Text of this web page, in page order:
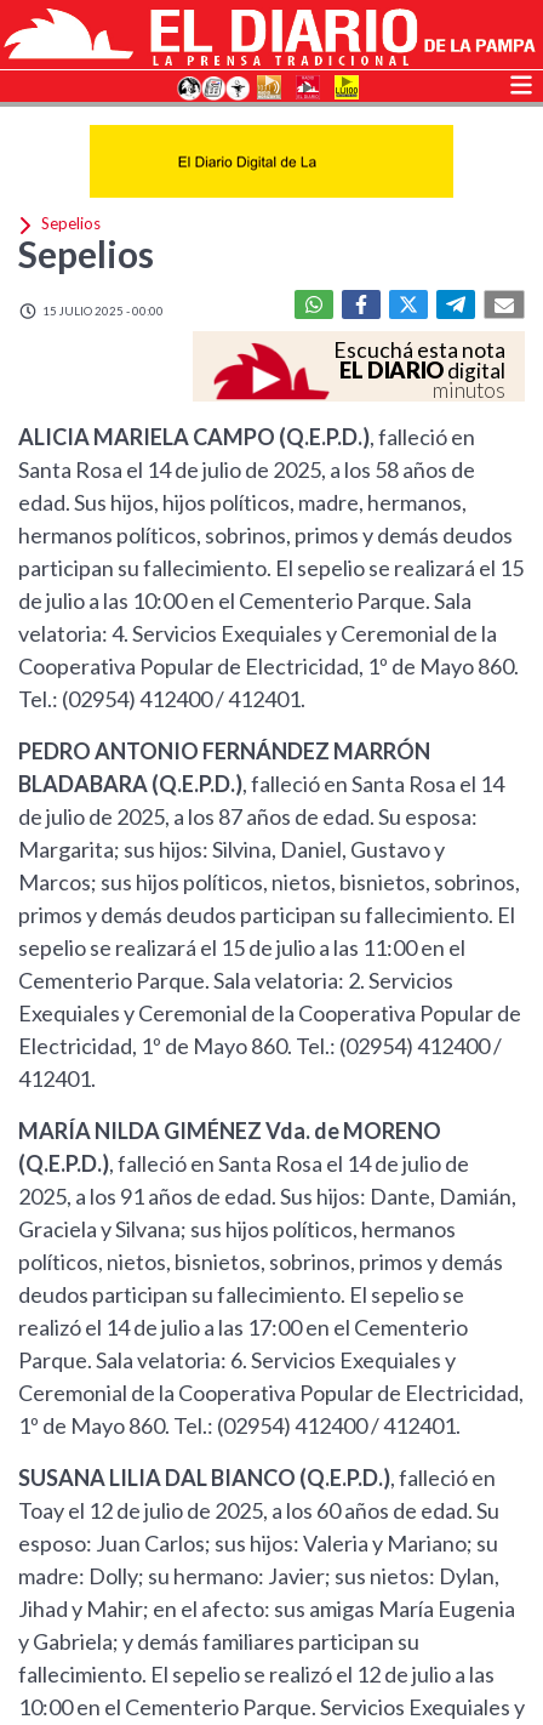
Sepelios
Sepelios
15 JULIO 2025 - 00:00
Escuchá esta nota
EL DIARIOdigital
minutos
ALICIA MARIELA CAMPO (Q.E.P.D.), falleció en
Santa Rosa el 14 de julio de 2025, a los 58 años de
edad. Sus hijos, hijos políticos, madre, hermanos,
hermanos políticos, sobrinos, primos y demás deudos
participan su fallecimiento. El sepelio se realizará el 15
de julio a las 10:00 en el Cementerio Parque. Sala
velatoria: 4. Servicios Exequiales y Ceremonial de la
Cooperativa Popular de Electricidad, 1º de Mayo 860.
Tel.: (02954) 412400 / 412401.
PEDRO ANTONIO FERNÁNDEZ MARRÓN
BLADABARA (Q.E.P.D.), falleció en Santa Rosa el 14
de julio de 2025, a los 87 años de edad. Su esposa:
Margarita; sus hijos: Silvina, Daniel, Gustavo y
Marcos; sus hijos políticos, nietos, bisnietos, sobrinos,
primos y demás deudos participan su fallecimiento. El
sepelio se realizará el 15 de julio a las 11:00 en el
Cementerio Parque. Sala velatoria: 2. Servicios
Exequiales y Ceremonial de la Cooperativa Popular de
Electricidad, 1º de Mayo 860. Tel.: (02954) 412400 /
412401.
MARÍA NILDA GIMÉNEZ Vda. de MORENO
(Q.E.P.D.), falleció en Santa Rosa el 14 de julio de
2025, a los 91 años de edad. Sus hijos: Dante, Damián,
Graciela y Silvana; sus hijos políticos, hermanos
políticos, nietos, bisnietos, sobrinos, primos y demás
deudos participan su fallecimiento. El sepelio se
realizó el 14 de julio a las 17:00 en el Cementerio
Parque. Sala velatoria: 6. Servicios Exequiales y
Ceremonial de la Cooperativa Popular de Electricidad,
1º de Mayo 860. Tel.: (02954) 412400 / 412401.
SUSANA LILIA DAL BIANCO (Q.E.P.D.), falleció en
Toay el 12 de julio de 2025, a los 60 años de edad. Su
esposo: Juan Carlos; sus hijos: Valeria y Mariano; su
madre: Dolly; su hermano: Javier; sus nietos: Dylan,
Jihad y Mahir; en el afecto: sus amigas María Eugenia
y Gabriela; y demás familiares participan su
fallecimiento. El sepelio se realizó el 12 de julio a las
10:00 en el Cementerio Parque. Servicios Exequiales y